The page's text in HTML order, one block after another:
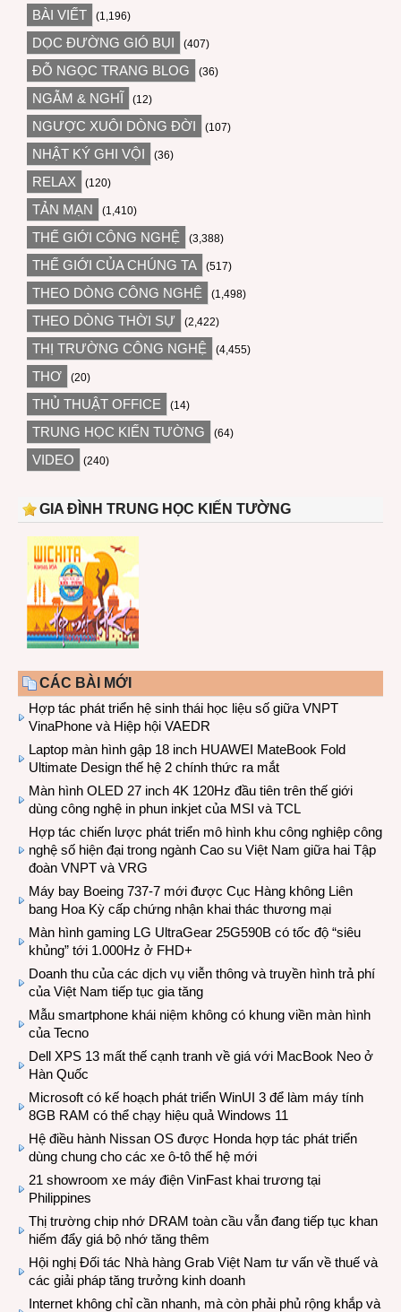
BÀI VIẾT (1,196)
DỌC ĐƯỜNG GIÓ BỤI (407)
ĐỖ NGỌC TRANG BLOG (36)
NGẪM & NGHĨ (12)
NGƯỢC XUÔI DÒNG ĐỜI (107)
NHẬT KÝ GHI VỘI (36)
RELAX (120)
TẢN MẠN (1,410)
THẾ GIỚI CÔNG NGHỆ (3,388)
THẾ GIỚI CỦA CHÚNG TA (517)
THEO DÒNG CÔNG NGHỆ (1,498)
THEO DÒNG THỜI SỰ (2,422)
THỊ TRƯỜNG CÔNG NGHỆ (4,455)
THƠ (20)
THỦ THUẬT OFFICE (14)
TRUNG HỌC KIẾN TƯỜNG (64)
VIDEO (240)
GIA ĐÌNH TRUNG HỌC KIẾN TƯỜNG
CÁC BÀI MỚI
Hợp tác phát triển hệ sinh thái học liệu số giữa VNPT
VinaPhone và Hiệp hội VAEDR
Laptop màn hình gập 18 inch HUAWEI MateBook Fold
Ultimate Design thế hệ 2 chính thức ra mắt
Màn hình OLED 27 inch 4K 120Hz đầu tiên trên thế giới
dùng công nghệ in phun inkjet của MSI và TCL
Hợp tác chiến lược phát triển mô hình khu công nghiệp công
nghệ số hiện đại trong ngành Cao su Việt Nam giữa hai Tập
đoàn VNPT và VRG
Máy bay Boeing 737-7 mới được Cục Hàng không Liên
bang Hoa Kỳ cấp chứng nhận khai thác thương mại
Màn hình gaming LG UltraGear 25G590B có tốc độ “siêu
khủng” tới 1.000Hz ở FHD+
Doanh thu của các dịch vụ viễn thông và truyền hình trả phí
của Việt Nam tiếp tục gia tăng
Mẫu smartphone khái niệm không có khung viền màn hình
của Tecno
Dell XPS 13 mất thế cạnh tranh về giá với MacBook Neo ở
Hàn Quốc
Microsoft có kế hoạch phát triển WinUI 3 để làm máy tính
8GB RAM có thể chạy hiệu quả Windows 11
Hệ điều hành Nissan OS được Honda hợp tác phát triển
dùng chung cho các xe ô-tô thế hệ mới
21 showroom xe máy điện VinFast khai trương tại
Philippines
Thị trường chip nhớ DRAM toàn cầu vẫn đang tiếp tục khan
hiếm đẩy giá bộ nhớ tăng thêm
Hội nghị Đối tác Nhà hàng Grab Việt Nam tư vấn về thuế và
các giải pháp tăng trưởng kinh doanh
Internet không chỉ cần nhanh, mà còn phải phủ rộng khắp và